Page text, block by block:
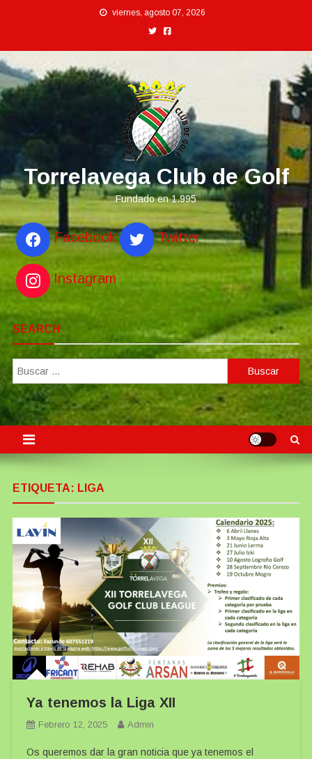
viernes, agosto 07, 2026
Torrelavega Club de Golf
Fundado en 1.995
Facebook Twitter
Instagram
SEARCH
Buscar:
ETIQUETA: LIGA
Ya tenemos la Liga XII
Febrero 12, 2025 Admin
Os queremos dar la gran noticia que ya tenemos el